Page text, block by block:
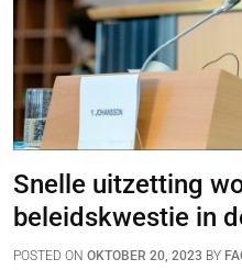
Snelle uitzetting
beleidskwestie in
POSTED ON OKTOBER 20, 2023 BY